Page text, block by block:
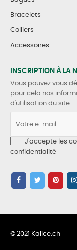
Bracelets
Colliers
Accessoires
INSCRIPTION À LA
Vous pouvez vous
pour cela nos
d'utilisation du site.
J'accepte les
confidentialité
© 2021 Kalice.ch